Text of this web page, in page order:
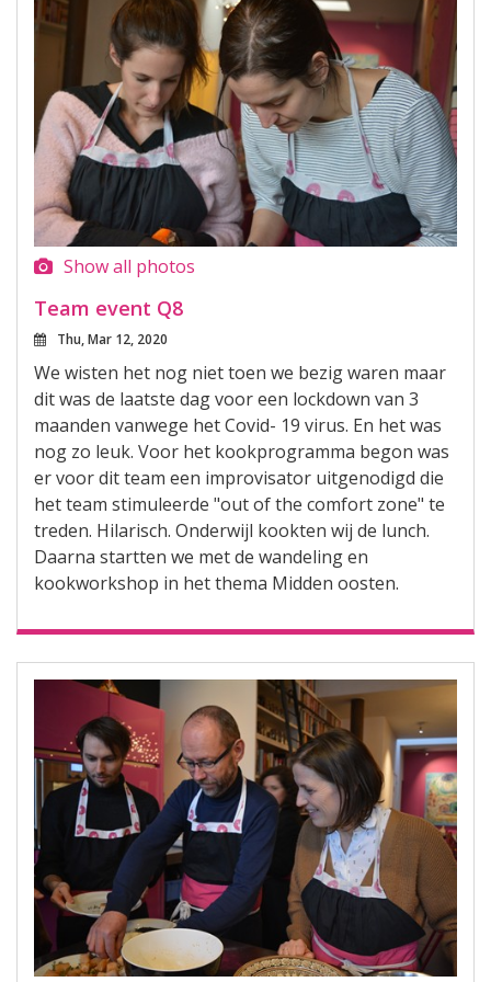
Show all photos
Team event Q8
Thu, Mar 12, 2020
We wisten het nog niet toen we bezig waren maar
dit was de laatste dag voor een lockdown van 3
maanden vanwege het Covid- 19 virus. En het was
nog zo leuk. Voor het kookprogramma begon was
er voor dit team een improvisator uitgenodigd die
het team stimuleerde "out of the comfort zone" te
treden. Hilarisch. Onderwijl kookten wij de lunch.
Daarna startten we met de wandeling en
kookworkshop in het thema Midden oosten.